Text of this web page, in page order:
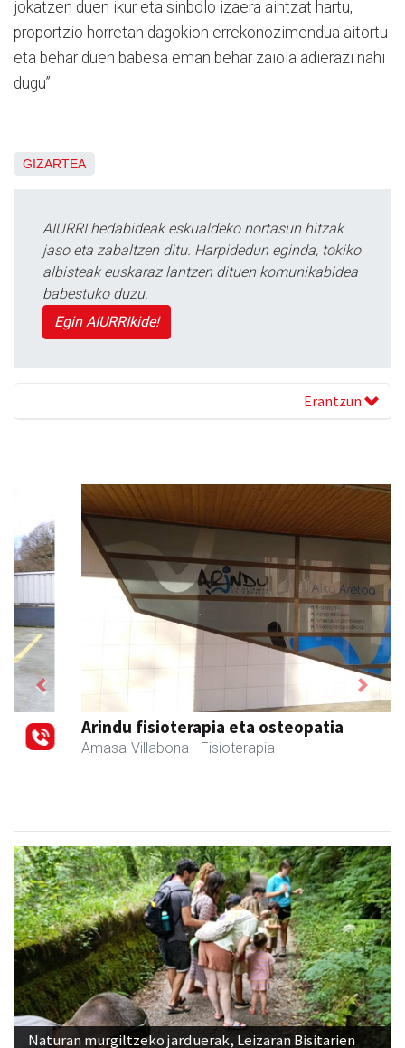
jokatzen duen ikur eta sinbolo izaera aintzat hartu,
proportzio horretan dagokion errekonozimendua aitortu
eta behar duen babesa eman behar zaiola adierazi nahi
dugu”.
GIZARTEA
AIURRI hedabideak eskualdeko nortasun hitzak
jaso eta zabaltzen ditu. Harpidedun eginda, tokiko
albisteak euskaraz lantzen dituen komunikabidea
babestuko duzu.
Egin AIURRIkide!
Erantzun
Arindu fisioterapia eta osteopatia
Amasa-Villabona - Fisioterapia
Previous Next
Naturan murgiltzeko jarduerak, Leizaran Bisitarien